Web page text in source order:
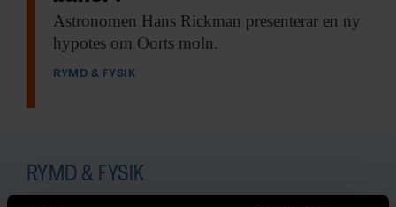
Astronomen Hans Rickman presenterar en ny
hypotes om Oorts moln.
RYMD & FYSIK
RYMD & FYSIK